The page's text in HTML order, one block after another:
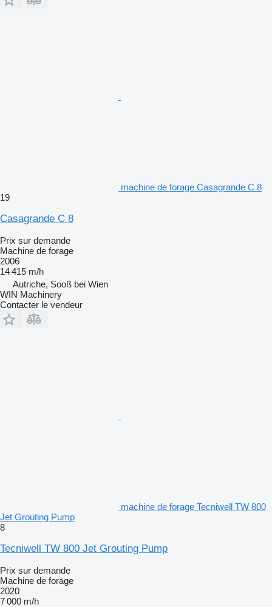
machine de forage Casagrande C 8
19
Casagrande C 8
Prix sur demande
Machine de forage
2006
14 415 m/h
Autriche, Sooß bei Wien
WIN Machinery
Contacter le vendeur
machine de forage Tecniwell TW 800
Jet Grouting Pump
8
Tecniwell TW 800 Jet Grouting Pump
Prix sur demande
Machine de forage
2020
7 000 m/h